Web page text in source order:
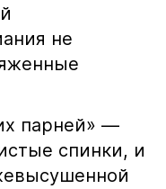
не
парней» —
спинки, и